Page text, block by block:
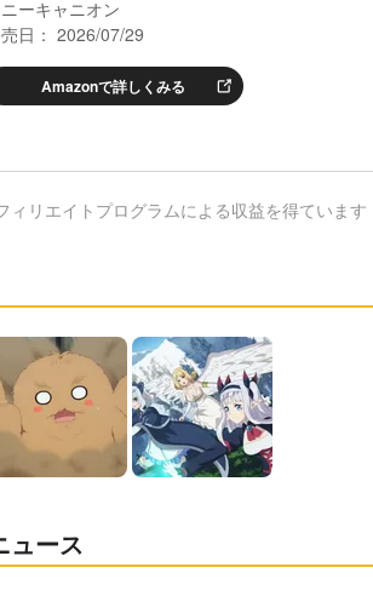
ーキャニオン
日： 2026/07/29
Amazonで詳しくみる
ィリエイトプログラムによる収益を得ています
ュース